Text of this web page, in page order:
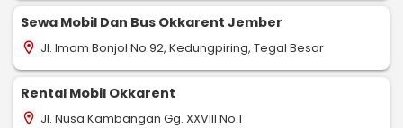
Sewa Mobil Dan Bus Okkarent Jember
location_on Jl. Imam Bonjol No.92, Kedungpiring, Tegal Besar
Rental Mobil Okkarent
location_on Jl. Nusa Kambangan Gg. XXVIII No.1